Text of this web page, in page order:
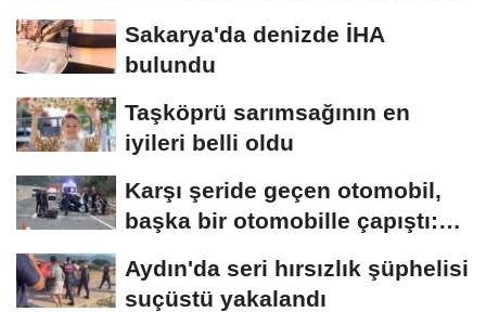
Sakarya'da denizde İHA
bulundu
Taşköprü sarımsağının en
iyileri belli oldu
Karşı şeride geçen otomobil,
başka bir otomobille çapıştı:
Aydın'da seri hırsızlık şüphelisi
suçüstü yakalandı